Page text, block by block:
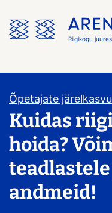
menüü
vahele
Riigikogu
Õpetajate
Kuidas
hoida?
andmeid!